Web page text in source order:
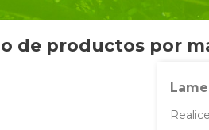
de productos por